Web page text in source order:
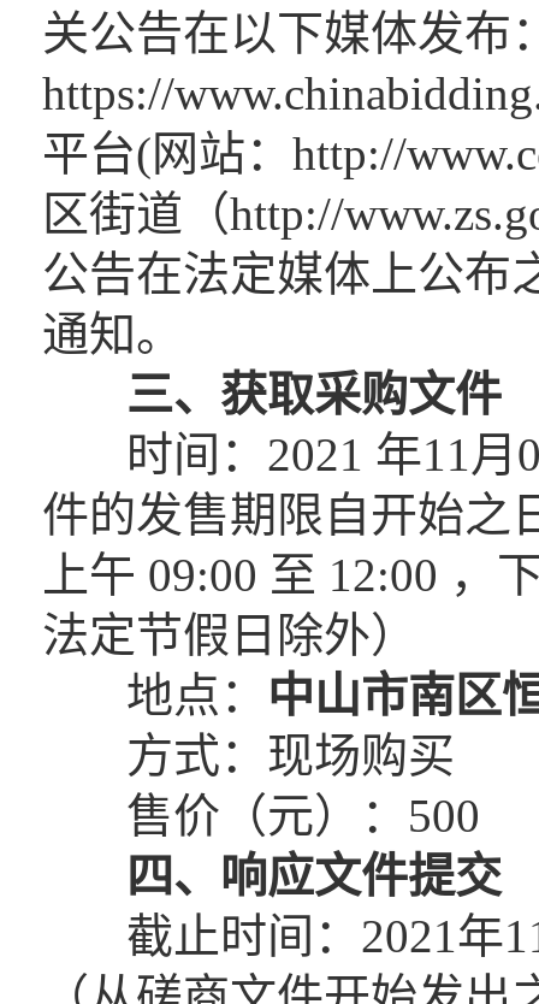
关公告在以下媒体发布
https://
平台(网站：http://
区街道（http://
公告在法定媒体上公布
通知。
三、获取采购文件
时间：2021 年11月
件的发售期限自开始之
上午 09:00 至 12:00 ，
法定节假日除外）
地点： 中山市南区
方式：现场购买
售价（元）：500
四、响应文件提交
截止时间：2021年